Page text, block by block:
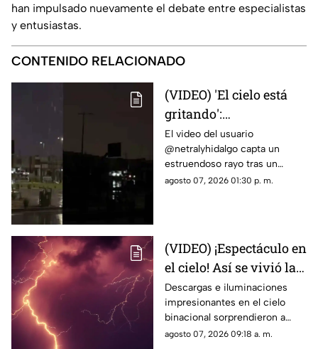
han impulsado nuevamente el debate entre especialistas
y entusiastas.
CONTENIDO RELACIONADO
(VIDEO) 'El cielo está
gritando':
Impresionante sonido
durante un trueno en
Ciudad Juárez causa
asombro
El video del usuario
@netralyhidalgo capta un
estruendoso rayo tras un
momento de calma,
agosto 07, 2026 01:30 p. m.
(VIDEO) ¡Espectáculo en
el cielo! Así se vivió la
tormenta eléctrica de
este jueves en Ciudad
Juárez
Descargas e iluminaciones
impresionantes en el cielo
binacional sorprendieron a
residentes de Ciudad Juárez y
agosto 07, 2026 09:18 a. m.